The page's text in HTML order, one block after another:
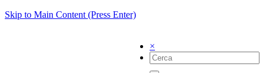
Skip to Main Content (Press Enter)
×